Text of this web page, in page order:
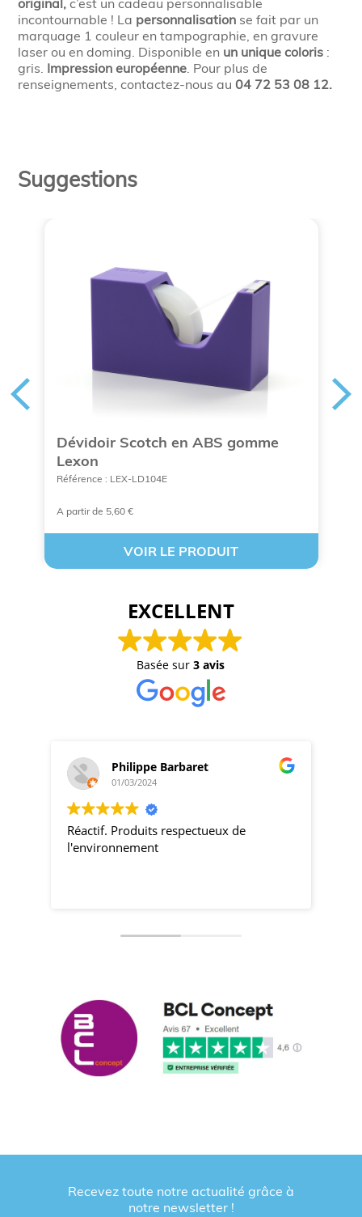
original,c’est un cadeau personnalisable
incontournable ! La personnalisation se fait par un
marquage 1 couleur en tampographie, en gravure
laser ou en doming. Disponible en un unique coloris :
gris. Impression européenne. Pour plus de
renseignements, contactez-nous au04 72 53 08 12.
Suggestions
Dévidoir Scotch en ABS gomme
Lexon
Référence : LEX-LD104E
A partir de 5,60 €
VOIR LE PRODUIT
EXCELLENT
Basée sur3 avis
Philippe Barbaret
01/03/2024
Réactif. Produits respectueux de
l'environnement
Recevez toute notre actualité grâce à
notre newsletter !